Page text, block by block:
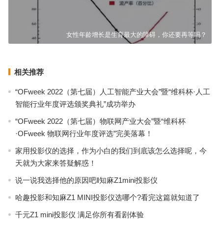
女性年龄增长是生育最大的障碍，你还要再等吗？
相关推荐
“OFweek 2022（第七届）人工智能产业大会”暨“维科杯·人工
智能行业年度评选颁奖典礼”成功举办
“OFweek 2022（第七届）物联网产业大会”暨“维科杯
·OFweek 物联网行业年度评选”完美落幕！
家用投影仪的选择，作为小白的我们到底该怎么选择呢，今
天就为大家来答疑解惑！
说一说我选择他的原因吧‖知麻Z1mini投影仪
哈趣投影和知麻Z1 MINI投影仪选哪个?看完这篇就知道了
千元Z1 mini投影仪 满足你所有看剧体验